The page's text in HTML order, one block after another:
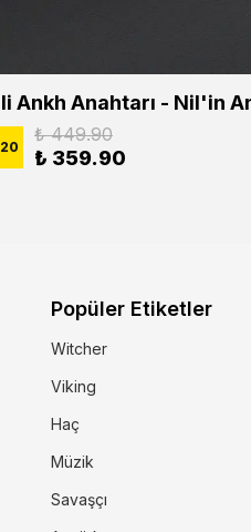
20
₺ 449.90
₺ 359.90
Popüler Etiketler
Witcher
Viking
Haç
Müzik
Savaşçı